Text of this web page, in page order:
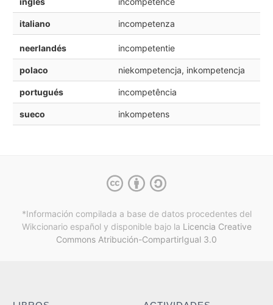
italiano incompetenza
neerlandés incompetentie
polaco niekompetencja, inkompetencja
portugués incompetência
sueco inkompetens
*Información compilada a base de datos procedentes del
Wikcionario español y disponible bajo la Licencia Creative
Commons Atribución-CompartirIgual 3.0